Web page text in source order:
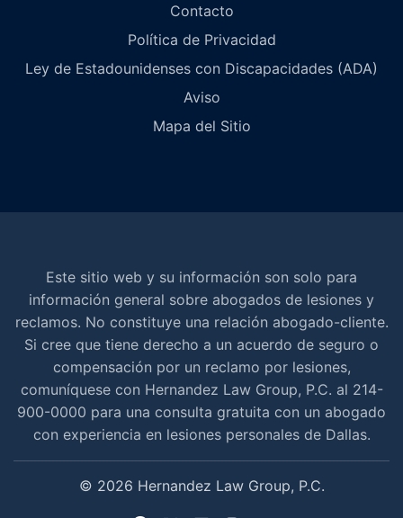
Contacto
Política de Privacidad
Ley de Estadounidenses con Discapacidades (ADA)
Aviso
Mapa del Sitio
Este sitio web y su información son solo para
información general sobre abogados de lesiones y
reclamos. No constituye una relación abogado-cliente.
Si cree que tiene derecho a un acuerdo de seguro o
compensación por un reclamo por lesiones,
comuníquese con Hernandez Law Group, P.C. al 214-
900-0000 para una consulta gratuita con un abogado
con experiencia en lesiones personales de Dallas.
© 2026 Hernandez Law Group, P.C.